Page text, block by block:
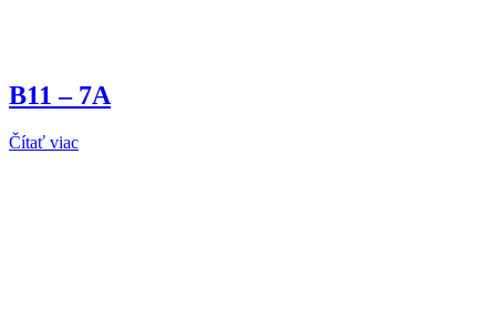
B11 – 7A
Čítať viac